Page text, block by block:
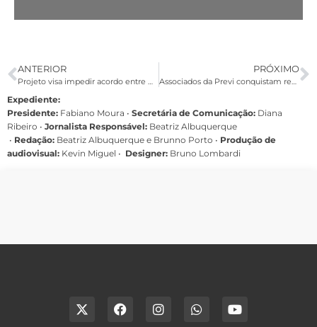
ANTERIOR
Projeto visa impedir acordo entre governo e bancos
PRÓXIMO
Associados da Previ conquistam redução da taxa de carregamento
Expediente:
Presidente: Fabiano Moura • Secretária de Comunicação: Diana
Ribeiro • Jornalista Responsável: Beatriz Albuquerque
• Redação: Beatriz Albuquerque e Brunno Porto • Produção de
audiovisual: Kevin Miguel • Designer: Bruno Lombardi